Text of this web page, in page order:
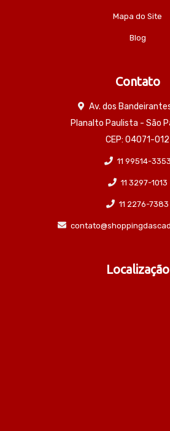
Mapa do Site
Blog
Contato
Av. dos
Planalto Paulista - São
CEP: 04071-012
11 99514-3353
11 3297-1013
11 2276-7383
Localização